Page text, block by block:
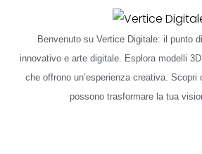
Benvenuto su Vertice Digitale: il punto
innovativo e arte digitale. Esplora modelli
che offrono un’esperienza creativa.
possono trasformare la tua